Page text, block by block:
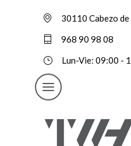
30110 Cabezo
968 90 98 08
Lun-Vie: 09:00 -